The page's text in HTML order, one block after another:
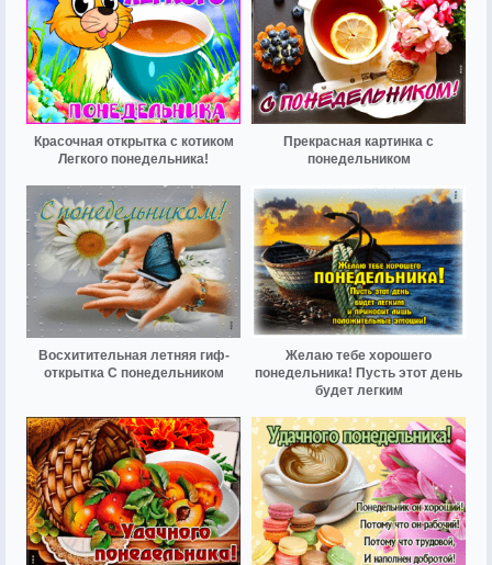
Красочная открытка с котиком
Легкого понедельника!
Прекрасная картинка с
понедельником
Восхитительная летняя гиф-
открытка С понедельником
Желаю тебе хорошего
понедельника! Пусть этот день
будет легким